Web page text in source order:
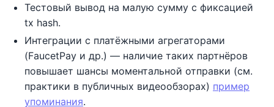
Тестовый вывод на малую сумму с фиксацией
tx hash.
Интеграции с платёжными агрегаторами
(FaucetPay и др.) — наличие таких партнёров
повышает шансы моментальной отправки (см.
практики в публичных видеообзорах) пример
упоминания.